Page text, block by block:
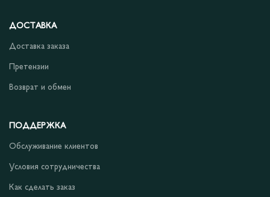
ДОСТАВКА
Доставка заказа
Претензии
Возврат и обмен
ПОДДЕРЖКА
Обслуживание клиентов
Условия сотрудничества
Как сделать заказ